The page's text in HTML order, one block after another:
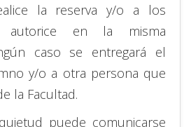
la reserva y/o a los
autorice en la misma
caso se entregará el
y/o a otra persona que
la Facultad.
puede comunicarse